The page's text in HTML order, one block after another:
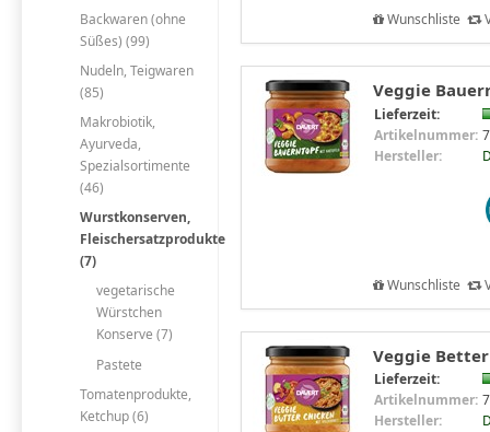
Backwaren (ohne
Süßes) (99)
Nudeln, Teigwaren
(85)
Makrobiotik,
Ayurveda,
Spezialsortimente
(46)
Wurstkonserven,
Fleischersatzprodukte
(7)
vegetarische
Würstchen
Konserve (7)
Pastete
Tomatenprodukte,
Ketchup (6)
Wunschliste
Veggie
Lieferzeit:
Artikelnummer:
Hersteller:
Wunschliste
Veggie
Lieferzeit:
Artikelnummer:
Hersteller: